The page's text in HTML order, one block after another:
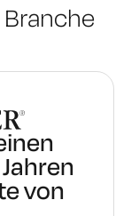
PKI- und
und
von